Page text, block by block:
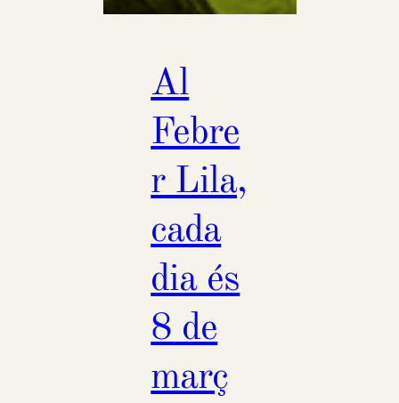
Al
Febre
r Lila,
cada
dia és
8 de
març